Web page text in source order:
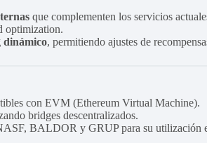
que complementen los servicios
optimization.
dinámico, permitiendo ajustes de
con EVM (Ethereum Virtual Machine).
bridges descentralizados.
BALDOR y GRUP para su utilización